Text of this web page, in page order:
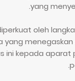
yang
oleh
yang
ini kepada aparat